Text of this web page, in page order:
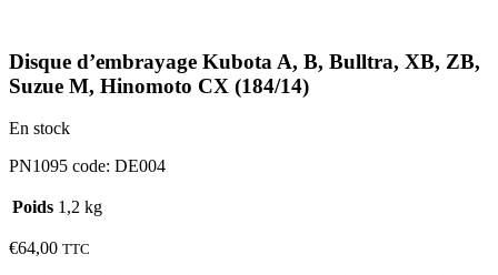
Disque d’embrayage Kubota A, B, Bulltra, XB, ZB,
Suzue M, Hinomoto CX (184/14)
En stock
PN1095 code: DE004
Poids 1,2 kg
€64,00 TTC